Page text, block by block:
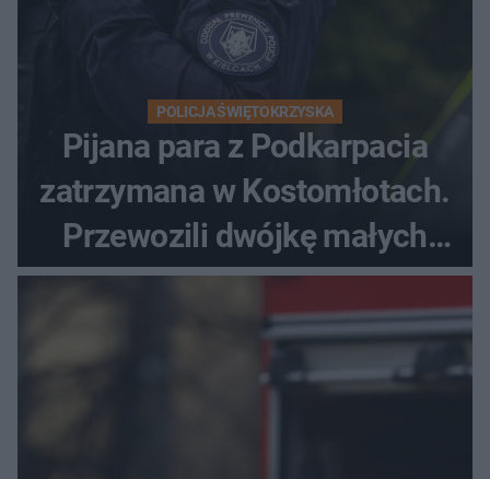
POLICJA ŚWIĘTOKRZYSKA
Pijana para z Podkarpacia
zatrzymana w Kostomłotach.
Przewozili dwójkę małych
dzieci